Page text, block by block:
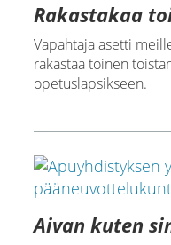
Rakastakaa
Vapahtaja asetti
rakastaa toinen
opetuslapsikseen.
Aivan kuten